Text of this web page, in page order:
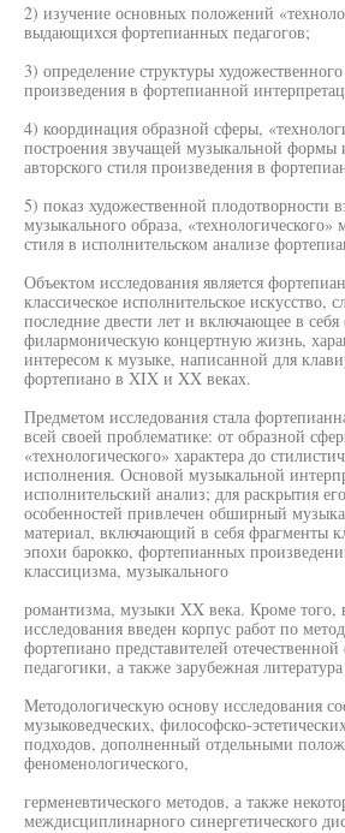
2) изучение основных положений
выдающихся фортепианных педагогов;
3) определение структуры
произведения в фортепианной
4) координация образной сферы,
построения звучащей музыкальной формы
авторского стиля произведения в
5) показ художественной плодотворности
музыкального образа, «технологического»
стиля в исполнительском анализе
Объектом исследования является
классическое исполнительское искусство,
последние двести лет и включающее в
филармоническую концертную жизнь,
интересом к музыке, написанной для
фортепиано в XIX и XX веках.
Предметом исследования стала
всей своей проблематике: от образной
«технологического» характера до
исполнения. Основой музыкальной
исполнительский анализ; для раскрытия
особенностей привлечен обширный
материал, включающий в себя фрагменты
эпохи барокко, фортепианных
классицизма, музыкального
романтизма, музыки XX века. Кроме того,
исследования введен корпус работ по
фортепиано представителей
педагогики, а также зарубежная
Методологическую основу исследования
музыковедческих, философско-
подходов, дополненный отдельными
феноменологического,
герменевтического методов, а также
междисциплинарного синергетического